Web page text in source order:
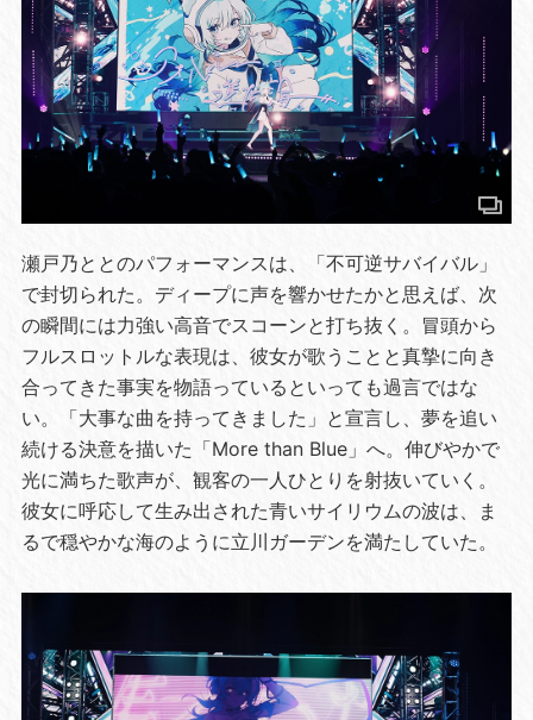
瀬戸乃ととのパフォーマンスは、「不可逆サバイバル」
で封切られた。ディープに声を響かせたかと思えば、次
の瞬間には力強い高音でスコーンと打ち抜く。冒頭から
フルスロットルな表現は、彼女が歌うことと真摯に向き
合ってきた事実を物語っているといっても過言ではな
い。「大事な曲を持ってきました」と宣言し、夢を追い
続ける決意を描いた「More than Blue」へ。伸びやかで
光に満ちた歌声が、観客の一人ひとりを射抜いていく。
彼女に呼応して生み出された青いサイリウムの波は、ま
るで穏やかな海のように立川ガーデンを満たしていた。